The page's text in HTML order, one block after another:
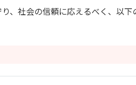
、社会の信頼に応えるべく、以下